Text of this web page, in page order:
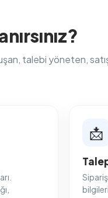
talebi yöneten,
📩